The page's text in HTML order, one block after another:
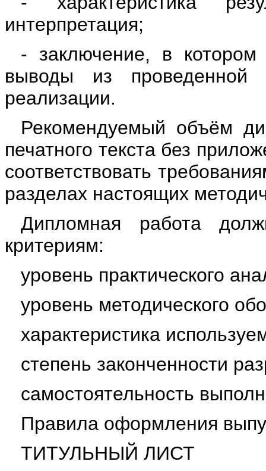
интерпретация;
- заключение, в котором
выводы из
реализации.
Рекомендуемый объём
печатного текста без
соответствовать
разделах настоящих
Дипломная работа
критериям:
уровень практического
уровень методического
характеристика
степень законченности
самостоятельность
Правила оформления
ТИТУЛЬНЫЙ ЛИСТ